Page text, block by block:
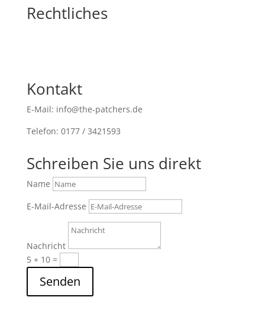
Rechtliches
Kontakt
E-Mail: info@the-patchers.de
Telefon: 0177 / 3421593
Schreiben Sie uns direkt
Name
E-Mail-Adresse
Nachricht
5 + 10=
Senden